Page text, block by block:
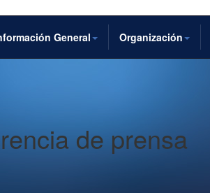
General Organización
de prensa